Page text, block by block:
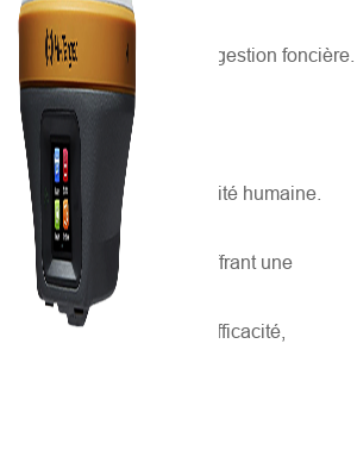
nécessaires à la gestion foncière.
en termes de productivité humaine.
et applications, offrant une
et une plus grande efficacité,